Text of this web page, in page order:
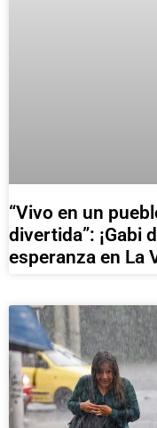
“Vivo en un
divertida”: ¡Gabi
esperanza en La